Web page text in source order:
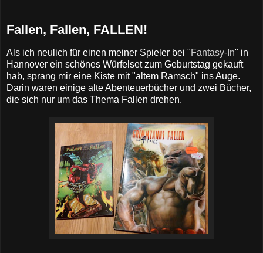
Fallen, Fallen, FALLEN!
Als ich neulich für einen meiner Spieler bei "Fantasy-In" in
Hannover ein schönes Würfelset zum Geburtstag gekauft
hab, sprang mir eine Kiste mit "altem Ramsch" ins Auge.
Darin waren einige alte Abenteuerbücher und zwei Bücher,
die sich nur um das Thema Fallen drehen.